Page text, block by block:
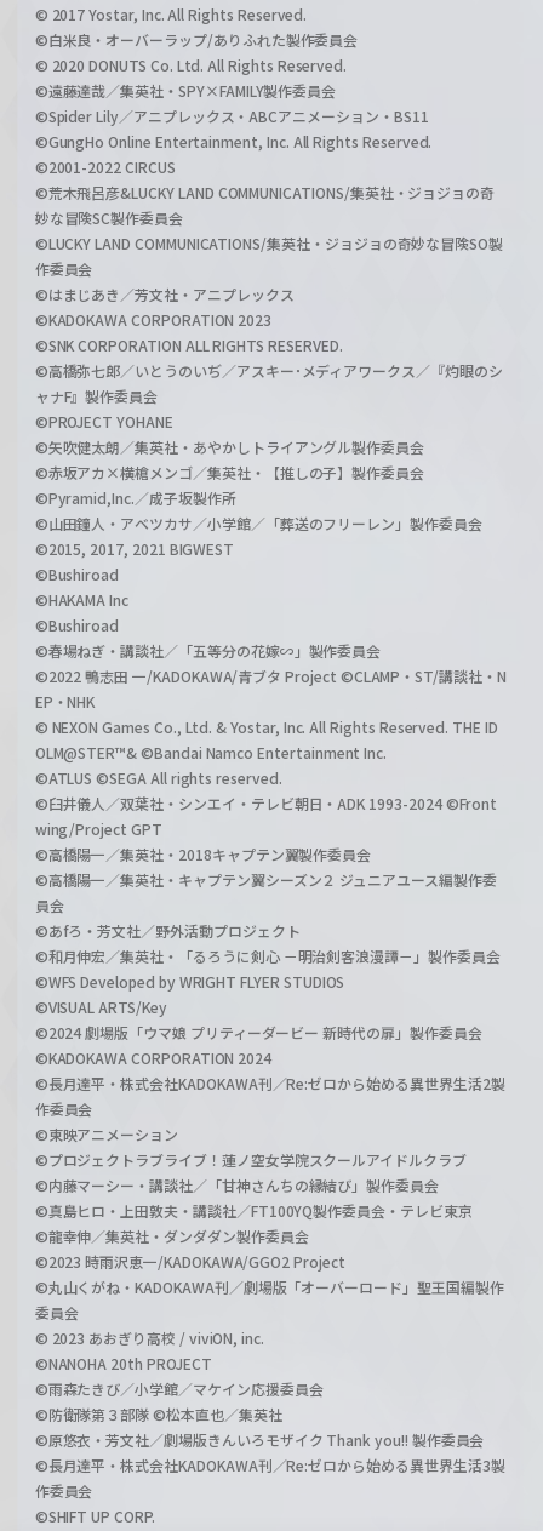
© 2017 Yostar, Inc. All Rights Reserved.
©白米良・オーバーラップ/ありふれた製作委員会
© 2020 DONUTS Co. Ltd. All Rights Reserved.
©遠藤達哉／集英社・SPY×FAMILY製作委員会
©Spider Lily／アニプレックス・ABCアニメーション・BS11
©GungHo Online Entertainment, Inc. All Rights Reserved.
©2001-2022 CIRCUS
©荒木飛呂彦&LUCKY LAND COMMUNICATIONS/集英社・ジョジョの奇
妙な冒険SC製作委員会
©LUCKY LAND COMMUNICATIONS/集英社・ジョジョの奇妙な冒険SO製
作委員会
©はまじあき／芳文社・アニプレックス
©KADOKAWA CORPORATION 2023
©SNK CORPORATION ALL RIGHTS RESERVED.
©高橋弥七郎／いとうのいぢ／アスキー･メディアワークス／『灼眼のシ
ャナF』製作委員会
©PROJECT YOHANE
©矢吹健太朗／集英社・あやかしトライアングル製作委員会
©赤坂アカ×横槍メンゴ／集英社・【推しの子】製作委員会
©Pyramid,Inc.／成子坂製作所
©山田鐘人・アベツカサ／小学館／「葬送のフリーレン」製作委員会
©2015, 2017, 2021 BIGWEST
©Bushiroad
©HAKAMA Inc
©Bushiroad
©春場ねぎ・講談社／「五等分の花嫁∽」製作委員会
©2022 鴨志田 一/KADOKAWA/青ブタ Project ©CLAMP・ST/講談社・N
EP・NHK
© NEXON Games Co., Ltd. & Yostar, Inc. All Rights Reserved. THE ID
OLM@STER™& ©Bandai Namco Entertainment Inc.
©ATLUS ©SEGA All rights reserved.
©臼井儀人／双葉社・シンエイ・テレビ朝日・ADK 1993-2024 ©Front
wing/Project GPT
©高橋陽一／集英社・2018キャプテン翼製作委員会
©高橋陽一／集英社・キャプテン翼シーズン２ ジュニアユース編製作委
員会
©あfろ・芳文社／野外活動プロジェクト
©和月伸宏／集英社・「るろうに剣心 －明治剣客浪漫譚－」製作委員会
©WFS Developed by WRIGHT FLYER STUDIOS
©VISUAL ARTS/Key
©2024 劇場版「ウマ娘 プリティーダービー 新時代の扉」製作委員会
©KADOKAWA CORPORATION 2024
©長月達平・株式会社KADOKAWA刊／Re:ゼロから始める異世界生活2製
作委員会
©東映アニメーション
©プロジェクトラブライブ！蓮ノ空女学院スクールアイドルクラブ
©内藤マーシー・講談社／「甘神さんちの縁結び」製作委員会
©真島ヒロ・上田敦夫・講談社／FT100YQ製作委員会・テレビ東京
©龍幸伸／集英社・ダンダダン製作委員会
©2023 時雨沢恵一/KADOKAWA/GGO2 Project
©丸山くがね・KADOKAWA刊／劇場版「オーバーロード」聖王国編製作
委員会
© 2023 あおぎり高校 / viviON, inc.
©NANOHA 20th PROJECT
©雨森たきび／小学館／マケイン応援委員会
©防衛隊第３部隊 ©松本直也／集英社
©原悠衣・芳文社／劇場版きんいろモザイク Thank you!! 製作委員会
©長月達平・株式会社KADOKAWA刊／Re:ゼロから始める異世界生活3製
作委員会
©SHIFT UP CORP.